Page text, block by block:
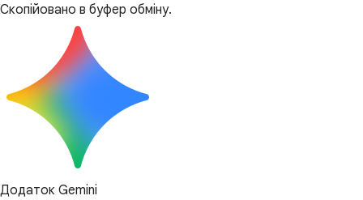
Скопійовано в буфер обміну.
Додаток Gemini